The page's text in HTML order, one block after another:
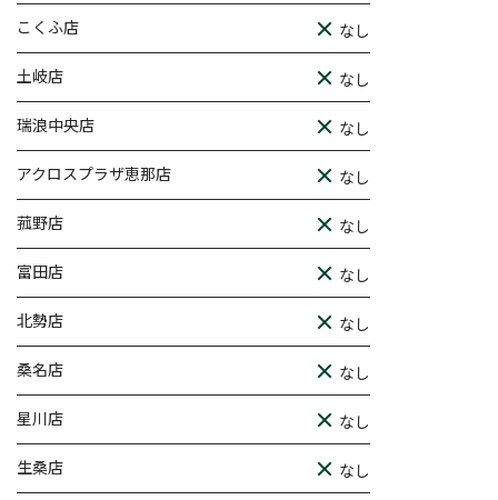
こくふ店 なし
土岐店 なし
瑞浪中央店 なし
アクロスプラザ恵那店 なし
菰野店 なし
富田店 なし
北勢店 なし
桑名店 なし
星川店 なし
生桑店 なし